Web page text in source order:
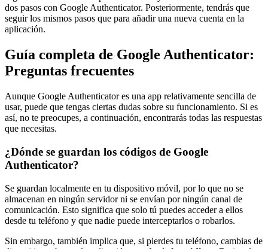
dos pasos con Google Authenticator. Posteriormente, tendrás que
seguir los mismos pasos que para añadir una nueva cuenta en la
aplicación.
Guía completa de Google Authenticator:
Preguntas frecuentes
Aunque Google Authenticator es una app relativamente sencilla de
usar, puede que tengas ciertas dudas sobre su funcionamiento. Si es
así, no te preocupes, a continuación, encontrarás todas las respuestas
que necesitas.
¿Dónde se guardan los códigos de Google
Authenticator?
Se guardan localmente en tu dispositivo móvil, por lo que no se
almacenan en ningún servidor ni se envían por ningún canal de
comunicación. Esto significa que solo tú puedes acceder a ellos
desde tu teléfono y que nadie puede interceptarlos o robarlos.
Sin embargo, también implica que, si pierdes tu teléfono, cambias de